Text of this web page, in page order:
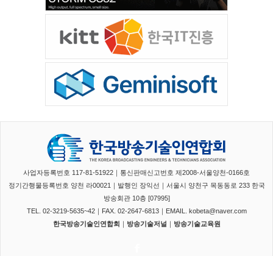
사업자등록번호 117-81-51922｜통신판매신고번호 제2008-서울양천-0166호
정기간행물등록번호 양천 라00021｜발행인 장익선｜서울시 양천구 목동동로 233 한국
방송회관 10층 [07995]
TEL. 02-3219-5635~42｜FAX. 02-2647-6813｜EMAIL. kobeta@naver.com
한국방송기술인연합회 ｜ 방송기술저널 ｜ 방송기술교육원